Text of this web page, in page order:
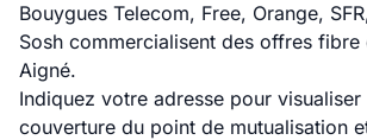
Bouygues Telecom, Free, Orange,
Sosh commercialisent des offres
Aigné.
Indiquez votre adresse pour
couverture du point de mutualisation